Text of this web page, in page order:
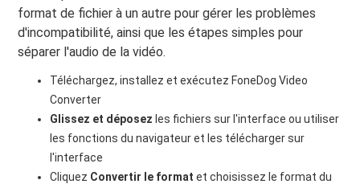
format de fichier à un autre pour gérer les problèmes
d'incompatibilité, ainsi que les étapes simples pour
séparer l'audio de la vidéo.
Téléchargez, installez et exécutez FoneDog Video
Converter
Glissez et déposez les fichiers sur l'interface ou utiliser
les fonctions du navigateur et les télécharger sur
l'interface
Cliquez Convertir le formatet choisissez le format du